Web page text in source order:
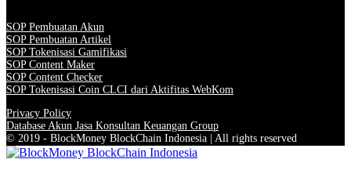
SOP Pembuatan Akun
SOP Pembuatan Artikel
SOP Tokenisasi Gamifikasi
SOP Content Maker
SOP Content Checker
SOP Tokenisasi Coin CLCI dari Aktifitas WebKom
Privacy Policy
Database Akun Jasa Konsultan Keuangan Group
© 2019 - BlockMoney BlockChain Indonesia | All rights reserved